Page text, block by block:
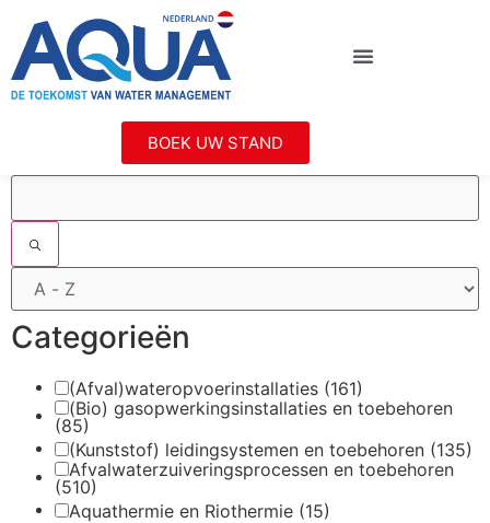
BOEK UW STAND
Categorieën
(Afval)wateropvoerinstallaties (161)
(Bio) gasopwerkingsinstallaties en toebehoren
(85)
(Kunststof) leidingsystemen en toebehoren (135)
Afvalwaterzuiveringsprocessen en toebehoren
(510)
Aquathermie en Riothermie (15)